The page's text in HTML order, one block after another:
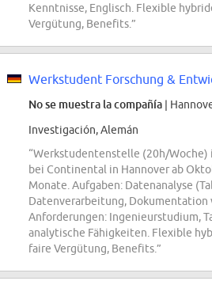
Kenntnisse, Englisch. Flexible
Vergütung, Benefits.”
No se muestra la compañía |
Investigación, Alemán
“Werkstudentenstelle (20h/Woche)
bei Continental in Hannover ab
Monate. Aufgaben: Datenanalyse
Datenverarbeitung, Dokumentation
Anforderungen: Ingenieurstudium,
analytische Fähigkeiten. Flexible
faire Vergütung, Benefits.”